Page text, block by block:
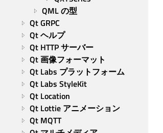
QML の型
Qt GRPC
Qt ヘルプ
Qt HTTP サーバー
Qt 画像フォーマット
Qt Labs プラットフォーム
Qt Labs StyleKit
Qt Location
Qt Lottie アニメーション
Qt MQTT